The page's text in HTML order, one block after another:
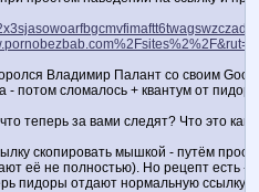
Владимир Палант со своим
- потом сломалось + квантум от
теперь за вами следят? Что это как
скопировать мышкой - путём
её не полностью). Но рецепт есть -
пидоры отдают нормальную ссылку.